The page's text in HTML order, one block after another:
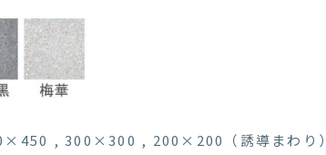
, 300×300 , 200×200（誘導まわり）